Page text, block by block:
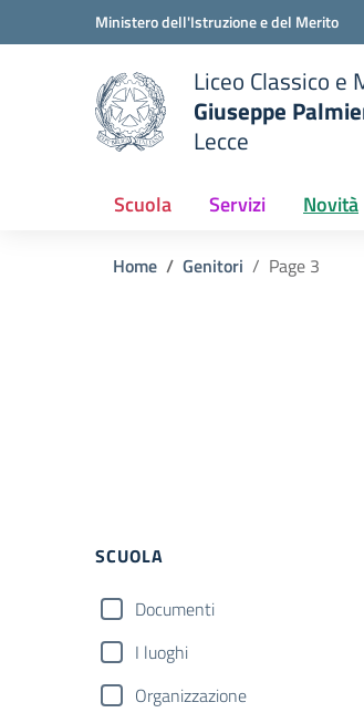
Vai ai contenuti
Vai al menu di navigazioneMinistero dell'Istruzione e del Merito
scuola
Liceo Classico e
Giuseppe
Lecce
Scuola Servizi Novità
Home Genitori Page 3
Filtri
SCUOLA
Documenti
I luoghi
Organizzazione